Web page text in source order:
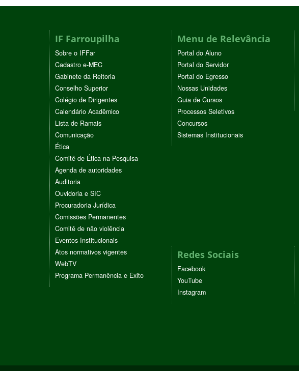
IF Farroupilha
Sobre o IFFar
Cadastro e-MEC
Gabinete da Reitoria
Conselho Superior
Colégio de Dirigentes
Calendário Acadêmico
Lista de Ramais
Comunicação
Ética
Comitê de Ética na Pesquisa
Agenda de autoridades
Auditoria
Ouvidoria e SIC
Procuradoria Jurídica
Comissões Permanentes
Comitê de não violência
Eventos Institucionais
Atos normativos vigentes
WebTV
Programa Permanência e Êxito
Menu de Relevância
Portal do Aluno
Portal do Servidor
Portal do Egresso
Nossas Unidades
Guia de Cursos
Processos Seletivos
Concursos
Sistemas Institucionais
Redes Sociais
Facebook
YouTube
Instagram